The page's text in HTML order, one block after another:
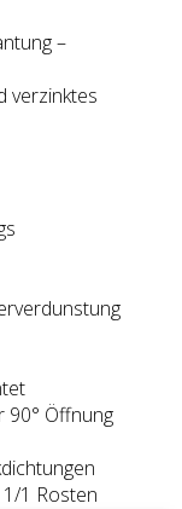
–
verzinktes
90° Öffnung
1 Rosten